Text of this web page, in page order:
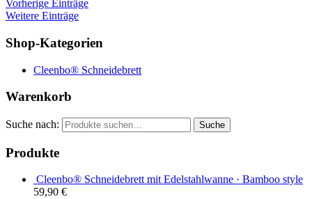
Vorherige Einträge
Weitere Einträge
Shop-Kategorien
Cleenbo® Schneidebrett
Warenkorb
Suche nach: Suche
Produkte
Cleenbo® Schneidebrett mit Edelstahlwanne · Bamboo style
59,90 €